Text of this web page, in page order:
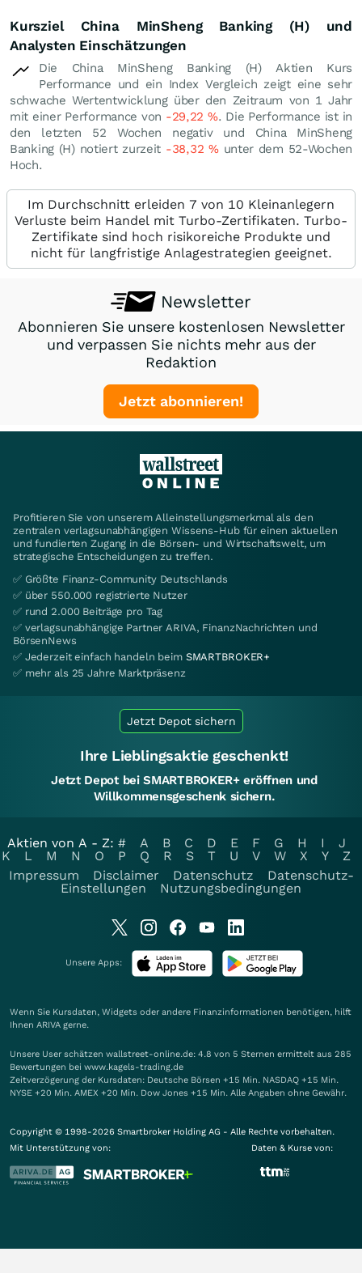
Kursziel China MinSheng Banking (H) und
Analysten Einschätzungen
Die China MinSheng Banking (H) Aktien Kurs
Performance und ein Index Vergleich zeigt eine sehr
schwache Wertentwicklung über den Zeitraum von 1 Jahr
mit einer Performance von -29,22 %. Die Performance ist in
den letzten 52 Wochen negativ und China MinSheng
Banking (H) notiert zurzeit -38,32 %unter dem 52-Wochen
Hoch.
Im Durchschnitt erleiden 7 von 10 Kleinanlegern
Verluste beim Handel mit Turbo-Zertifikaten. Turbo-
Zertifikate sind hoch risikoreiche Produkte und
nicht für langfristige Anlagestrategien geeignet.
Newsletter
Abonnieren Sie unsere kostenlosen Newsletter
und verpassen Sie nichts mehr aus der
Redaktion
Jetzt abonnieren!
Profitieren Sie von unserem Alleinstellungsmerkmal als den
zentralen verlagsunabhängigen Wissens-Hub für einen aktuellen
und fundierten Zugang in die Börsen- und Wirtschaftswelt, um
strategische Entscheidungen zu treffen.
✅ Größte Finanz-Community Deutschlands
✅ über 550.000 registrierte Nutzer
✅ rund 2.000 Beiträge pro Tag
✅ verlagsunabhängige Partner ARIVA, FinanzNachrichten und
BörsenNews
✅ Jederzeit einfach handeln beim SMARTBROKER+
✅ mehr als 25 Jahre Marktpräsenz
Jetzt Depot sichern
Ihre Lieblingsaktie geschenkt!
Jetzt Depot bei SMARTBROKER+ eröffnen und
Willkommensgeschenk sichern.
Aktien von A - Z: # A B C D E F G H I
J
K
L M N O P Q R S T U V W X Y
Z
Impressum
Disclaimer Datenschutz
Datenschutz-
Einstellungen
Nutzungsbedingungen
Unsere Apps:
Wenn Sie Kursdaten, Widgets oder andere Finanzinformationen benötigen, hilft
Ihnen ARIVA gerne.
Unsere User schätzen wallstreet-online.de: 4.8 von 5 Sternen ermittelt aus 285
Bewertungen bei www.kagels-trading.de
Zeitverzögerung der Kursdaten: Deutsche Börsen +15 Min. NASDAQ +15 Min.
NYSE +20 Min. AMEX +20 Min. Dow Jones +15 Min. Alle Angaben ohne Gewähr.
Copyright © 1998-2026 Smartbroker Holding AG - Alle Rechte vorbehalten.
Mit Unterstützung von:
Daten & Kurse von: